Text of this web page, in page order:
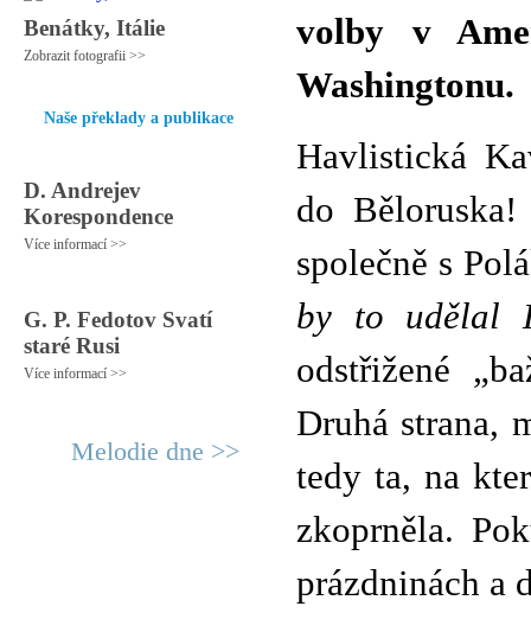
Benátky, Itálie
Zobrazit fotografii >>
Naše překlady a publikace
D. Andrejev
Korespondence
Více informací >>
G. P. Fedotov Svatí
staré Rusi
Více informací >>
Melodie dne >>
volby v
Washingtonu.
Havlistická
do
společně s
by to udělal
odstřižené
Druhá strana,
tedy ta, na
zkoprněla.
prázdninách a